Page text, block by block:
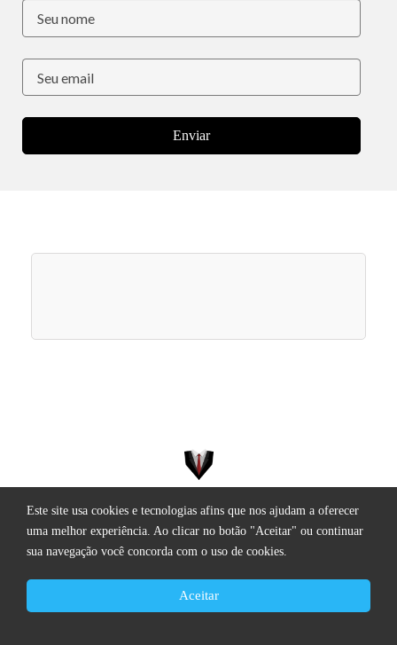
Este site usa cookies e tecnologias afins que nos ajudam a oferecer
uma melhor experiência. Ao clicar no botão "Aceitar" ou continuar
sua navegação você concorda com o uso de cookies.
Aceitar
Enviar
Todos os direitos reservados.